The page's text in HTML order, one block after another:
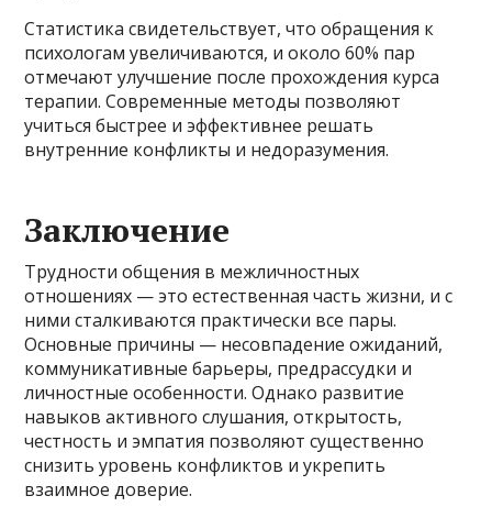
Статистика свидетельствует, что обращения к
психологам увеличиваются, и около 60% пар
отмечают улучшение после прохождения курса
терапии. Современные методы позволяют
учиться быстрее и эффективнее решать
внутренние конфликты и недоразумения.
Заключение
Трудности общения в межличностных
отношениях — это естественная часть жизни, и с
ними сталкиваются практически все пары.
Основные причины — несовпадение ожиданий,
коммуникативные барьеры, предрассудки и
личностные особенности. Однако развитие
навыков активного слушания, открытость,
честность и эмпатия позволяют существенно
снизить уровень конфликтов и укрепить
взаимное доверие.